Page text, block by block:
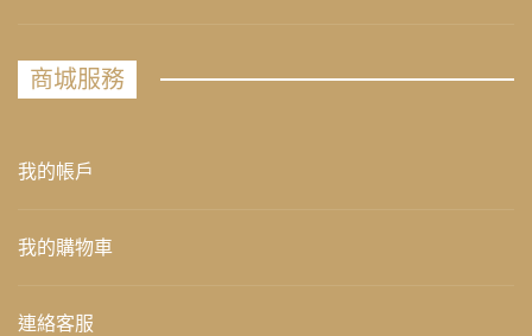
商城服務
我的帳戶
我的購物車
連絡客服